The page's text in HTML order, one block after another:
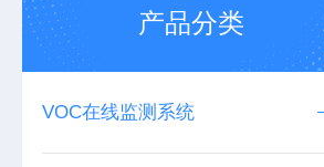
产品分类
VOC在线监测系统